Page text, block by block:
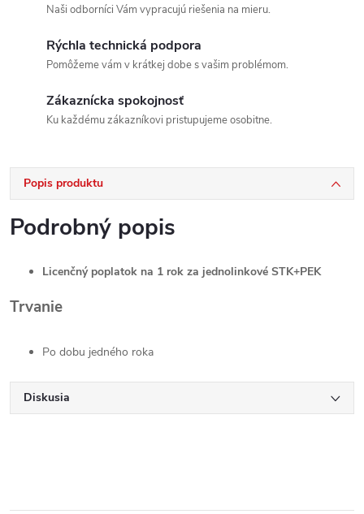
Naši odborníci Vám vypracujú riešenia na mieru.
Rýchla technická podpora
Pomôžeme vám v krátkej dobe s vašim problémom.
Zákaznícka spokojnosť
Ku každému zákazníkovi pristupujeme osobitne.
Popis produktu
Podrobný popis
Licenčný poplatok na 1 rok za jednolinkové STK+PEK
Trvanie
Po dobu jedného roka
Diskusia